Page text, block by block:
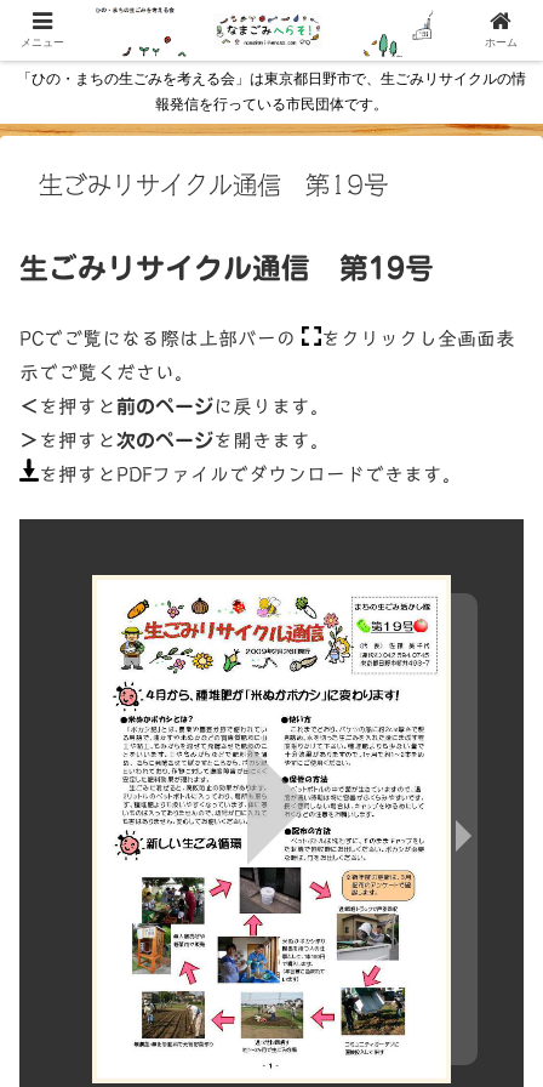
「ひの・まちの生ごみを考える会」は東京都日野市で、生ごみリサイクルの情
報発信を行っている市民団体です。
生ごみリサイクル通信 第19号
生ごみリサイクル通信 第19号
PCでご覧になる際は上部バーの
をクリックし全画面表
示でご覧ください。
＜ を押すと前のページに戻ります。
＞ を押すと次のページを開きます。
を押すとPDFファイルでダウンロードできます。
メニュー ホーム